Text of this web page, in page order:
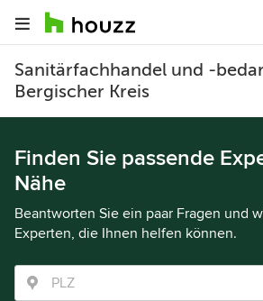
Sanitärfachhandel und -
Bergischer Kreis
Finden Sie passende
Nähe
Beantworten Sie ein paar Fragen und
Experten, die Ihnen helfen können.